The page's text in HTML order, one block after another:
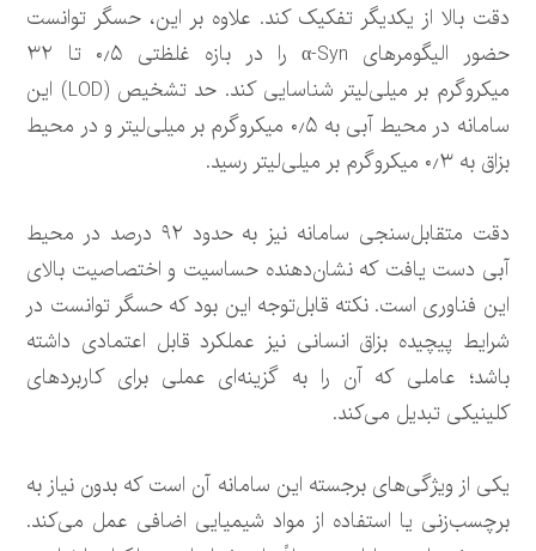
دقت بالا از یکدیگر تفکیک کند. علاوه بر این، حسگر توانست
حضور الیگومرهای α-Syn را در بازه غلظتی ۰٫۵ تا ۳۲
میکروگرم بر میلی‌لیتر شناسایی کند. حد تشخیص (LOD) این
سامانه در محیط آبی به ۰٫۵ میکروگرم بر میلی‌لیتر و در محیط
بزاق به ۰٫۳ میکروگرم بر میلی‌لیتر رسید.
دقت متقابل‌سنجی سامانه نیز به حدود ۹۲ درصد در محیط
آبی دست یافت که نشان‌دهنده حساسیت و اختصاصیت بالای
این فناوری است. نکته قابل‌توجه این بود که حسگر توانست در
شرایط پیچیده بزاق انسانی نیز عملکرد قابل اعتمادی داشته
باشد؛ عاملی که آن را به گزینه‌ای عملی برای کاربردهای
کلینیکی تبدیل می‌کند.
یکی از ویژگی‌های برجسته این سامانه آن است که بدون نیاز به
برچسب‌زنی یا استفاده از مواد شیمیایی اضافی عمل می‌کند.